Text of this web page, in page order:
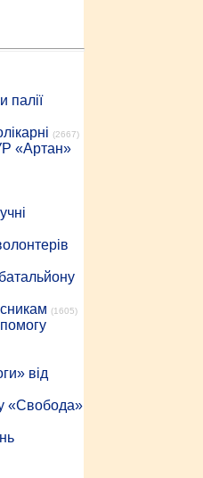
палії
(2667)
«Артан»
(1605)
від
«Свобода»